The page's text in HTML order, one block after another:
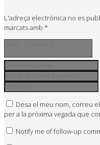
L'adreça electrònica no es
marcats amb *
Desa el meu nom, correu
per a la pròxima vegada que
Notify me of follow-up